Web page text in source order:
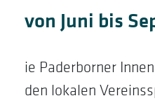
von Juni bis
ie Paderborner
den lokalen